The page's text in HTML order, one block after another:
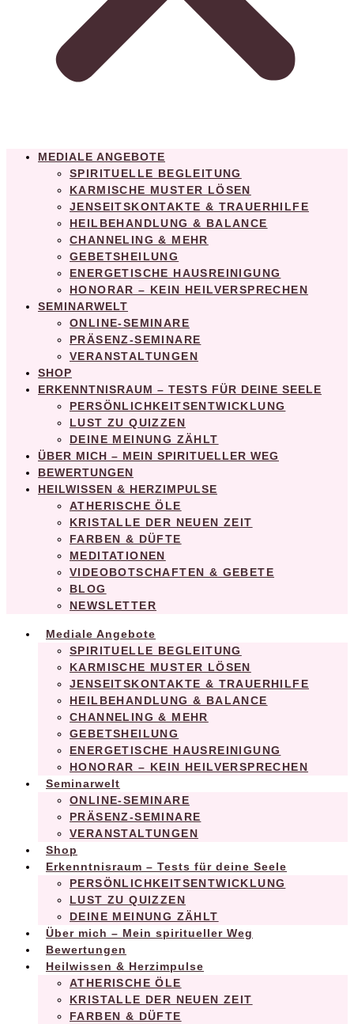
MEDIALE ANGEBOTE
SPIRITUELLE BEGLEITUNG
KARMISCHE MUSTER LÖSEN
JENSEITSKONTAKTE & TRAUERHILFE
HEILBEHANDLUNG & BALANCE
CHANNELING & MEHR
GEBETSHEILUNG
ENERGETISCHE HAUSREINIGUNG
HONORAR – KEIN HEILVERSPRECHEN
SEMINARWELT
ONLINE-SEMINARE
PRÄSENZ-SEMINARE
VERANSTALTUNGEN
SHOP
ERKENNTNISRAUM – TESTS FÜR DEINE SEELE
PERSÖNLICHKEITSENTWICKLUNG
LUST ZU QUIZZEN
DEINE MEINUNG ZÄHLT
ÜBER MICH – MEIN SPIRITUELLER WEG
BEWERTUNGEN
HEILWISSEN & HERZIMPULSE
ATHERISCHE ÖLE
KRISTALLE DER NEUEN ZEIT
FARBEN & DÜFTE
MEDITATIONEN
VIDEOBOTSCHAFTEN & GEBETE
BLOG
NEWSLETTER
Mediale Angebote
SPIRITUELLE BEGLEITUNG
KARMISCHE MUSTER LÖSEN
JENSEITSKONTAKTE & TRAUERHILFE
HEILBEHANDLUNG & BALANCE
CHANNELING & MEHR
GEBETSHEILUNG
ENERGETISCHE HAUSREINIGUNG
HONORAR – KEIN HEILVERSPRECHEN
Seminarwelt
ONLINE-SEMINARE
PRÄSENZ-SEMINARE
VERANSTALTUNGEN
Shop
Erkenntnisraum – Tests für deine Seele
PERSÖNLICHKEITSENTWICKLUNG
LUST ZU QUIZZEN
DEINE MEINUNG ZÄHLT
Über mich – Mein spiritueller Weg
Bewertungen
Heilwissen & Herzimpulse
ATHERISCHE ÖLE
KRISTALLE DER NEUEN ZEIT
FARBEN & DÜFTE